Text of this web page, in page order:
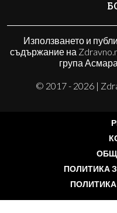
Използването и
съдържание на
група
© 2017 - 2026 |
ПОЛИТИКА